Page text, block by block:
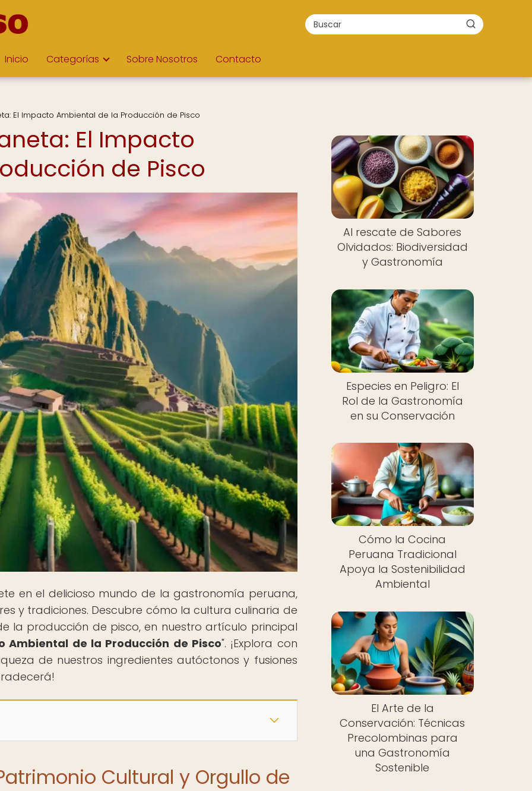
Inicio Categorías Sobre Nosotros Contacto
El Impacto Ambiental de la Producción de Pisco
El Impacto
de Pisco
en el delicioso mundo de la gastronomía peruana,
y tradiciones. Descubre cómo la cultura culinaria de
la producción de pisco, en nuestro artículo principal
Ambiental de la Producción de Pisco". ¡Explora con
de nuestros ingredientes autóctonos y fusiones
Cultural y Orgullo de
Al rescate de Sabores
Olvidados: Biodiversidad
y Gastronomía
Especies en Peligro: El
Rol de la Gastronomía
en su Conservación
Cómo la Cocina
Peruana Tradicional
Apoya la Sostenibilidad
Ambiental
El Arte de la
Conservación: Técnicas
Precolombinas para
una Gastronomía
Sostenible